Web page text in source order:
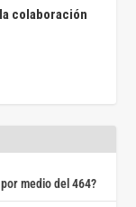
colaboración
medio del 464?